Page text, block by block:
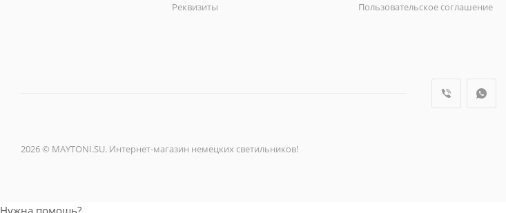
Реквизиты
Пользовательское соглашение
2026 © MAYTONI.SU. Интернет-магазин немецких светильников!
Нужна помощь?